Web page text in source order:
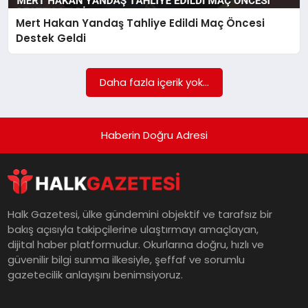
MAGAZIN
SPOR
TEKNOLOJI
YAŞAM
Mert Hakan Yandaş Tahliye Edildi Maç Öncesi
Destek Geldi
Daha fazla içerik yok...
Haberin Doğru Adresi
Halk Gazetesi, ülke gündemini objektif ve tarafsız bir
bakış açısıyla takipçilerine ulaştırmayı amaçlayan,
dijital haber platformudur. Okurlarına doğru, hızlı ve
güvenilir bilgi sunma ilkesiyle, şeffaf ve sorumlu
gazetecilik anlayışını benimsiyoruz.